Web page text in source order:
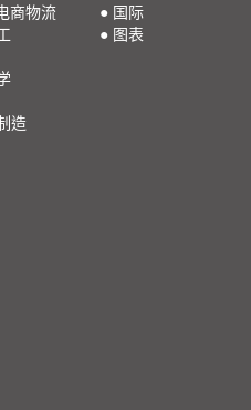
商物流
造
● 国际
● 图表